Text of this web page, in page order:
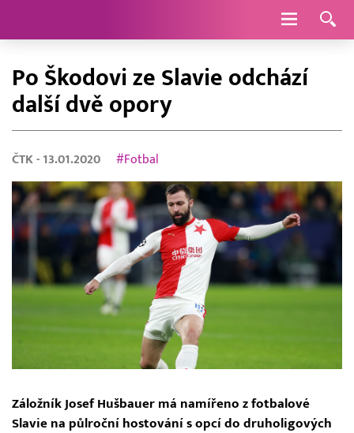
Navigace
Po Škodovi ze Slavie odchází
další dvě opory
ČTK - 13.01.2020 #Fotbal
Záložník Josef Hušbauer má namířeno z fotbalové
Slavie na půlroční hostování s opcí do druholigových